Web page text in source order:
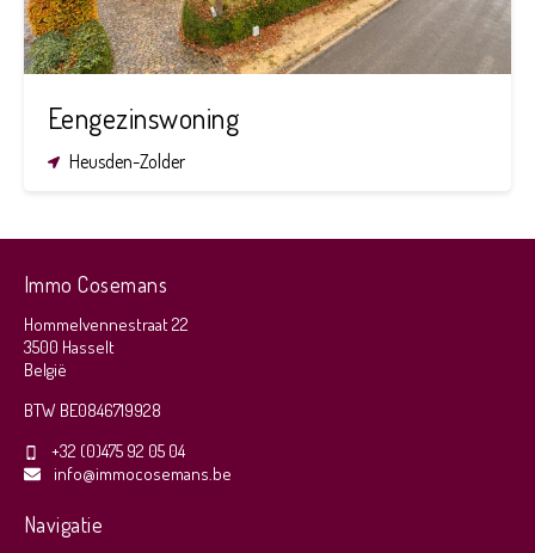
Eengezinswoning
Heusden-Zolder
Immo Cosemans
Hommelvennestraat 22
3500 Hasselt
België
BTW BE0846719928
+32 (0)475 92 05 04
info@immocosemans.be
Navigatie